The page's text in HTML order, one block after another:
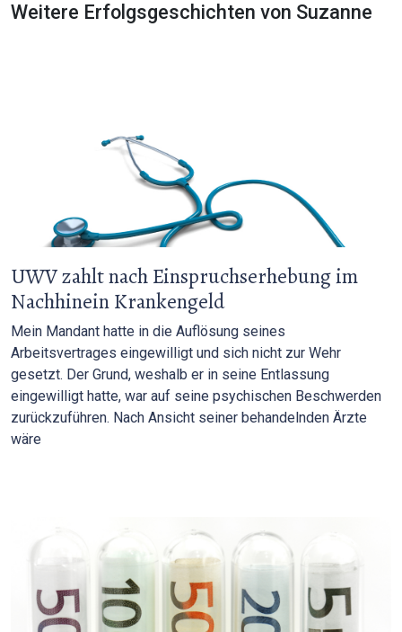
Weitere Erfolgsgeschichten von Suzanne
UWV zahlt nach Einspruchserhebung im
Nachhinein Krankengeld
Mein Mandant hatte in die Auflösung seines
Arbeitsvertrages eingewilligt und sich nicht zur Wehr
gesetzt. Der Grund, weshalb er in seine Entlassung
eingewilligt hatte, war auf seine psychischen Beschwerden
zurückzuführen. Nach Ansicht seiner behandelnden Ärzte
wäre